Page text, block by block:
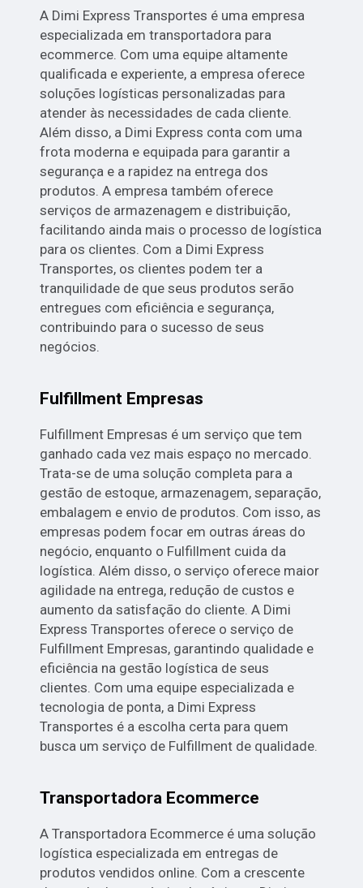
A Dimi Express Transportes é uma empresa
especializada em transportadora para
ecommerce. Com uma equipe altamente
qualificada e experiente, a empresa oferece
soluções logísticas personalizadas para
atender às necessidades de cada cliente.
Além disso, a Dimi Express conta com uma
frota moderna e equipada para garantir a
segurança e a rapidez na entrega dos
produtos. A empresa também oferece
serviços de armazenagem e distribuição,
facilitando ainda mais o processo de logística
para os clientes. Com a Dimi Express
Transportes, os clientes podem ter a
tranquilidade de que seus produtos serão
entregues com eficiência e segurança,
contribuindo para o sucesso de seus
negócios.
Fulfillment Empresas
Fulfillment Empresas é um serviço que tem
ganhado cada vez mais espaço no mercado.
Trata-se de uma solução completa para a
gestão de estoque, armazenagem, separação,
embalagem e envio de produtos. Com isso, as
empresas podem focar em outras áreas do
negócio, enquanto o Fulfillment cuida da
logística. Além disso, o serviço oferece maior
agilidade na entrega, redução de custos e
aumento da satisfação do cliente. A Dimi
Express Transportes oferece o serviço de
Fulfillment Empresas, garantindo qualidade e
eficiência na gestão logística de seus
clientes. Com uma equipe especializada e
tecnologia de ponta, a Dimi Express
Transportes é a escolha certa para quem
busca um serviço de Fulfillment de qualidade.
Transportadora Ecommerce
A Transportadora Ecommerce é uma solução
logística especializada em entregas de
produtos vendidos online. Com a crescente